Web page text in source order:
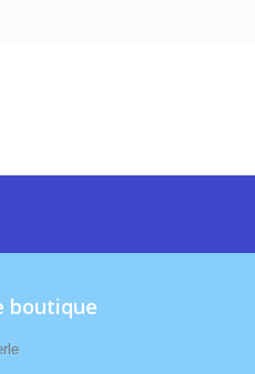
boutique